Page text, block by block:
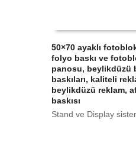
SEPETE EKLE
50×70 ayaklı
folyo baskı ve
panosu, beylikdüzü
baskıları, kaliteli
beylikdüzü reklam,
baskısı
Stand ve Display